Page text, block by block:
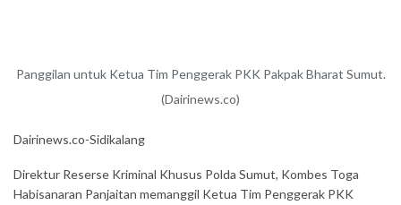
Panggilan untuk Ketua Tim Penggerak PKK Pakpak Bharat Sumut.
(Dairinews.co)
Dairinews.co-Sidikalang
Direktur Reserse Kriminal Khusus Polda Sumut, Kombes Toga
Habisanaran Panjaitan memanggil Ketua Tim Penggerak PKK